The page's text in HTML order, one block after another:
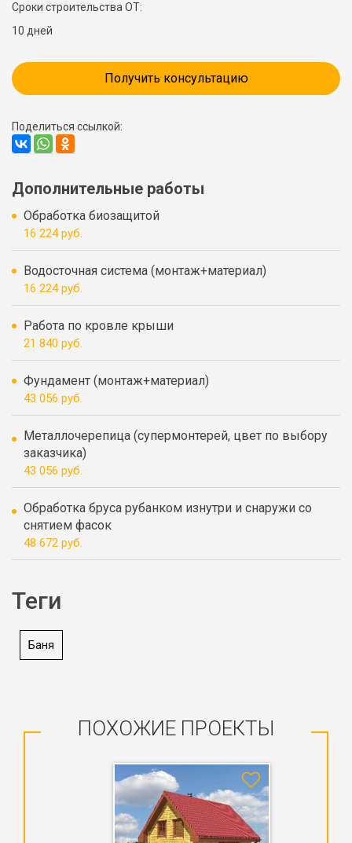
Сроки строительства ОТ:
10 дней
Получить консультацию
Поделиться ссылкой:
Дополнительные работы
Обработка биозащитой
16 224 руб.
Водосточная система (монтаж+материал)
16 224 руб.
Работа по кровле крыши
21 840 руб.
Фундамент (монтаж+материал)
43 056 руб.
Металлочерепица (супермонтерей, цвет по выбору
заказчика)
43 056 руб.
Обработка бруса рубанком изнутри и снаружи со
снятием фасок
48 672 руб.
Теги
Баня
ПОХОЖИЕ ПРОЕКТЫ